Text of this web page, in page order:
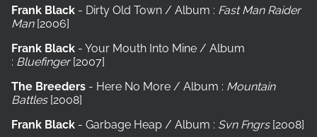
Frank Black - Dirty Old Town / Album : Fast Man Raider
Man [2006]
Frank Black - Your Mouth Into Mine / Album
: Bluefinger [2007]
The Breeders - Here No More / Album : Mountain
Battles [2008]
Frank Black - Garbage Heap / Album : Svn Fngrs [2008]